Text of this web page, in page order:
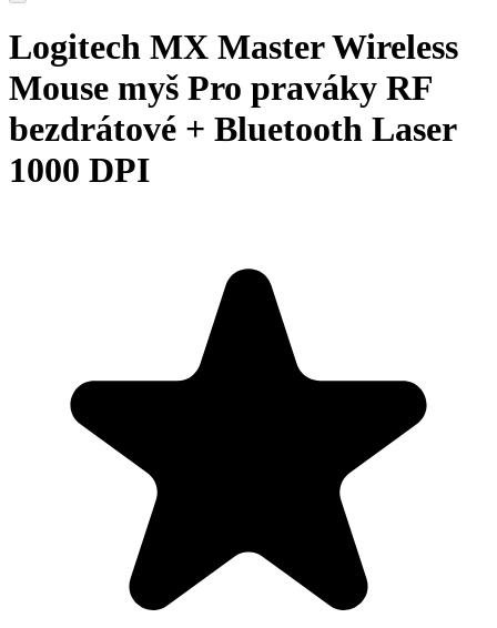
Logitech MX Master Wireless
Mouse myš Pro praváky RF
bezdrátové + Bluetooth Laser
1000 DPI